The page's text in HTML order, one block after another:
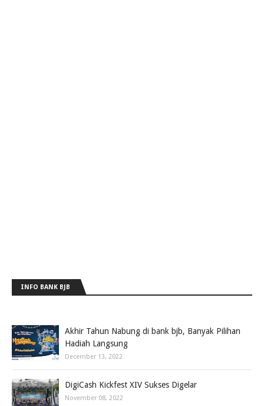
INFO BANK BJB
Akhir Tahun Nabung di bank bjb, Banyak Pilihan
Hadiah Langsung
December 13, 2022
DigiCash Kickfest XIV Sukses Digelar
November 08, 2022